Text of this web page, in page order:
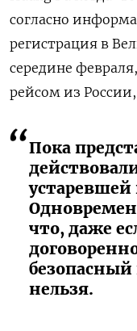
согласно
регистрация в
середине
рейсом из
Пока
что, даже
безопасный
нельзя.